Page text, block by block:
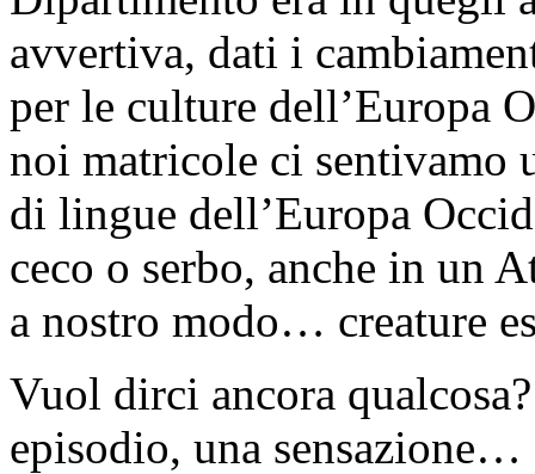
avvertiva, dati i
per le culture dell’Europa
noi matricole ci sentivamo
di lingue dell’Europa
ceco o serbo, anche in un
a nostro modo… creature
Vuol dirci ancora
episodio, una sensazione…